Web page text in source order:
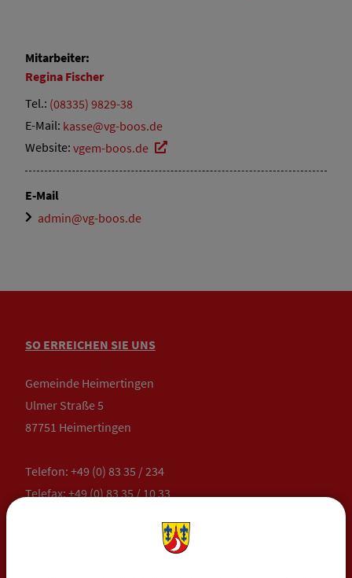
Mitarbeiter:
Regina Fischer
Tel.: (08335) 9829-38
E-Mail: kasse@vg-boos.de
Website: vgem-boos.de
E-Mail
admin@vg-boos.de
SO ERREICHEN SIE UNS
Gemeinde Heimertingen
Ulmer Straße 5
87751 Heimertingen
Telefon: +49 (0) 83 35 / 234
Telefax: +49 (0) 83 35 / 10 33
heimertingen@vg-boos.de
BayernPortal - Sicherer Kontakt